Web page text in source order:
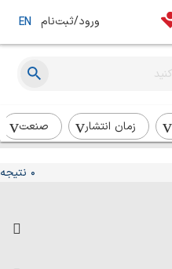
ورود/ثبت‌نام EN
زمان انتشار
صنعت
0 نتیجه